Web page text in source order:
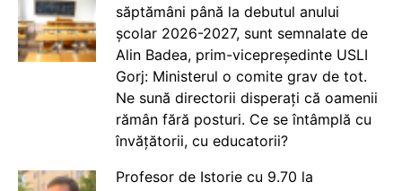
săptămâni până la debutul anului
școlar 2026-2027, sunt semnalate de
Alin Badea, prim-vicepreședinte USLI
Gorj: Ministerul o comite grav de tot.
Ne sună directorii disperați că oamenii
rămân fără posturi. Ce se întâmplă cu
învățătorii, cu educatorii?
Profesor de Istorie cu 9.70 la